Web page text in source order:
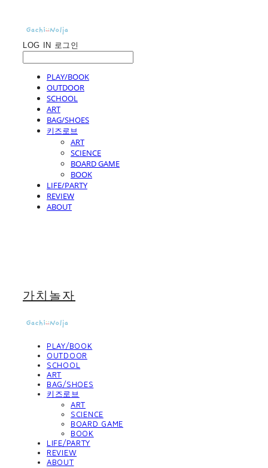
LOG IN 로그인
PLAY/BOOK
OUTDOOR
SCHOOL
ART
BAG/SHOES
키즈로브
ART
SCIENCE
BOARD GAME
BOOK
LIFE/PARTY
REVIEW
ABOUT
가치놀자
PLAY/BOOK
OUTDOOR
SCHOOL
ART
BAG/SHOES
키즈로브
ART
SCIENCE
BOARD GAME
BOOK
LIFE/PARTY
REVIEW
ABOUT